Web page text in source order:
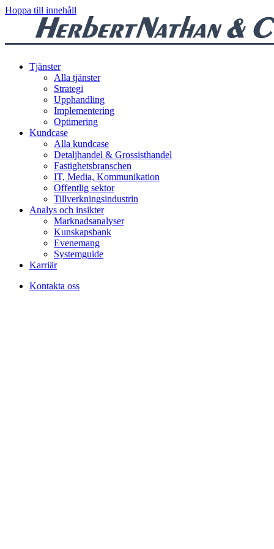
Hoppa till innehåll
Tjänster
Alla tjänster
Strategi
Upphandling
Implementering
Optimering
Kundcase
Alla kundcase
Detaljhandel & Grossisthandel
Fastighetsbranschen
IT, Media, Kommunikation
Offentlig sektor
Tillverkningsindustrin
Analys och insikter
Marknadsanalyser
Kunskapsbank
Evenemang
Systemguide
Karriär
Kontakta oss